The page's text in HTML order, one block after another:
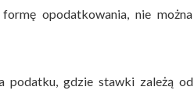
opodatkowania, nie można
podatku, gdzie stawki zależą od